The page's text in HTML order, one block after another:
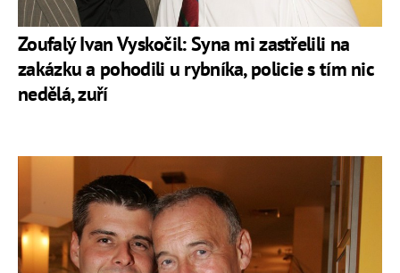
Zoufalý Ivan Vyskočil: Syna mi zastřelili na
zakázku a pohodili u rybníka, policie s tím nic
nedělá, zuří